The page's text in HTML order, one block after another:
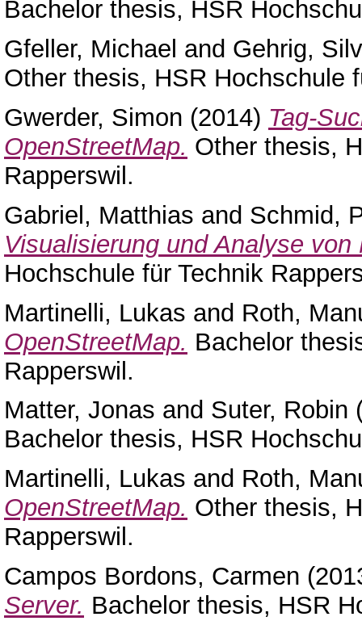
Bachelor thesis, HSR
Gfeller, Michael and Gehrig,
Other thesis, HSR Hochschule
Gwerder, Simon (2014) Tag-
OpenStreetMap. Other thesis,
Rapperswil.
Gabriel, Matthias and Schmid,
Visualisierung und Analyse von
Hochschule für Technik
Martinelli, Lukas and Roth,
OpenStreetMap. Bachelor
Rapperswil.
Matter, Jonas and Suter, Robin
Bachelor thesis, HSR
Martinelli, Lukas and Roth,
OpenStreetMap. Other thesis,
Rapperswil.
Campos Bordons, Carmen
Server. Bachelor thesis, HSR